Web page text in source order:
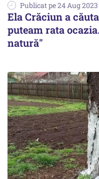
Publicat pe 24 Aug 2023
Ela Crăciun a
puteam rata
natură"